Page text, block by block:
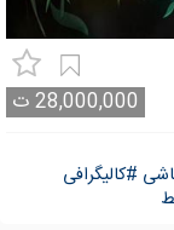
28,000,000ت
#کالیگرافی